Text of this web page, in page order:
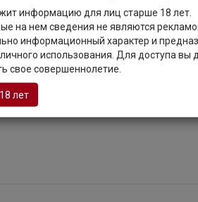
информацию для лиц старше 18 лет.
на нем сведения не являются
информационный характер и
использования. Для доступа вы
свое совершеннолетие.
лет